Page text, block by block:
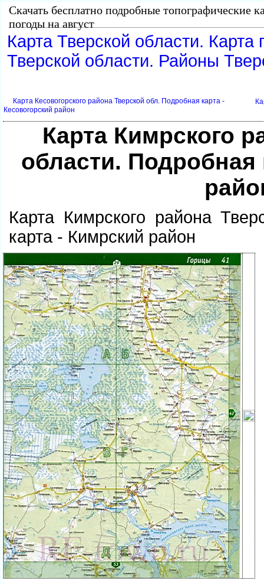
Скачать бесплатно подробные топографические
погоды на август
Карта Тверской области. Карта
Тверской области. Районы
Карта Кесовогорского района Тверской обл. Подробная карта -
Кесовогорский район
Карта Кимрского
области. Подробная
Карта Кимрского района
карта - Кимрский район